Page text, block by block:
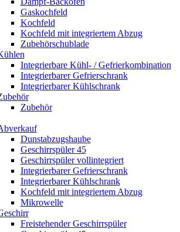
Gaskochfeld
Kochfeld
Kochfeld mit integriertem Abzug
Zubehörschublade
Integrierbare Kühl- / Gefrierkombination
Integrierbarer Gefrierschrank
Integrierbarer Kühlschrank
Zubehör
Dunstabzugshaube
Geschirrspüler 45
Geschirrspüler vollintegriert
Integrierbarer Gefrierschrank
Integrierbarer Kühlschrank
Kochfeld mit integriertem Abzug
Mikrowelle
Freistehender Geschirrspüler